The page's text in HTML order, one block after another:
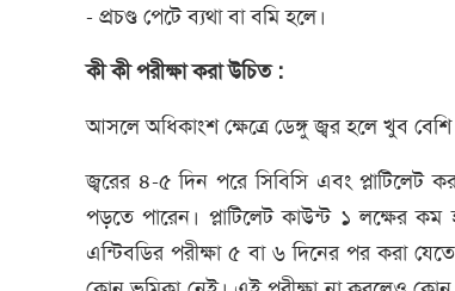
- প্রচণ্ড পেটে ব্যথা বা বমি হলে।
কী কী পরীক্ষা করা উচিত :
আসলে অধিকাংশ ক্ষেত্রে ডেঙ্গু জ্বর হলে খুব
জ্বরের ৪-৫ দিন পরে সিবিসি এবং প্লাটিলেট
পড়তে পারেন। প্লাটিলেট কাউন্ট ১ লক্ষের কম
এন্টিবডির পরীক্ষা ৫ বা ৬ দিনের পর করা